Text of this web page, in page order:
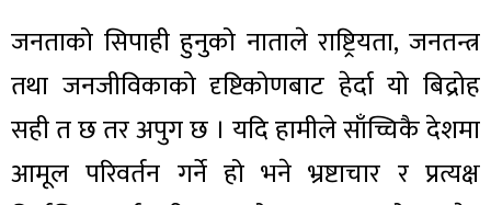
जनताको सिपाही हुनुको नाताले राष्ट्रियता, जनतन्त्र
तथा जनजीविकाको दृष्टिकोणबाट हेर्दा यो बिद्रोह
सही त छ तर अपुग छ । यदि हामीले साँच्चिकै देशमा
आमूल परिवर्तन गर्ने हो भने भ्रष्टाचार र प्रत्यक्ष